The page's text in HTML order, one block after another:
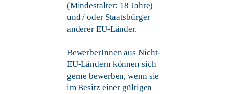
(Mindestalter: 18 Jahre)
und / oder Staatsbürger
anderer EU-Länder.
BewerberInnen aus Nicht-
EU-Ländern können sich
gerne bewerben, wenn sie
im Besitz einer gültigen